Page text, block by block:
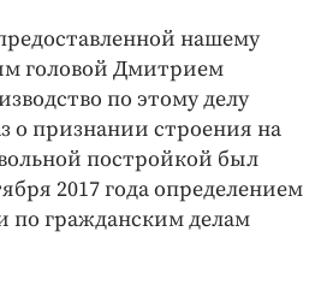
нашему
головой Дмитрием
по этому делу
о признании строения на
постройкой был
2017 года определением
по гражданским делам